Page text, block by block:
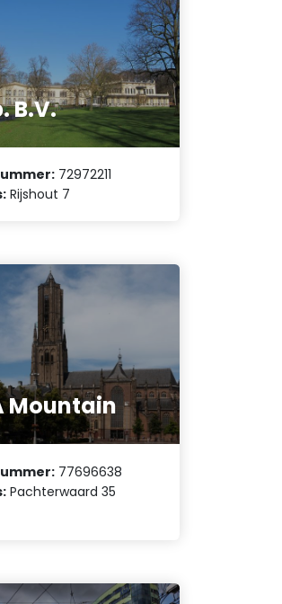
B.V.
72972211
Rijshout 7
Mountain
77696638
Pachterwaard 35